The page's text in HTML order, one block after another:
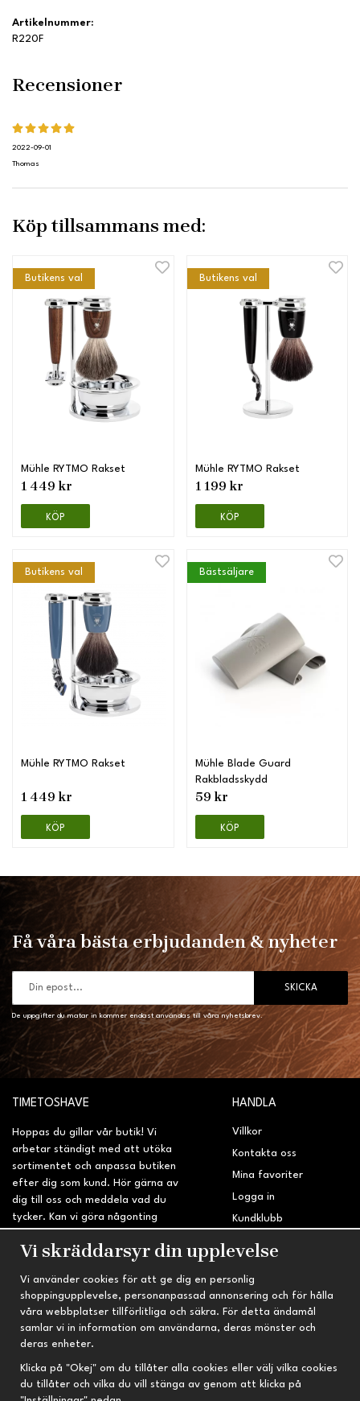
Artikelnummer:
R220F
Recensioner
2022-09-01
Thomas
Köp tillsammans med:
Butikens val
Mühle RYTMO Rakset
1 449 kr
KÖP
Butikens val
Mühle RYTMO Rakset
1 199 kr
KÖP
Butikens val
Mühle RYTMO Rakset
1 449 kr
KÖP
Bästsäljare
Mühle Blade Guard
Rakbladsskydd
59 kr
KÖP
Få våra bästa erbjudanden & nyheter
SKICKA
De uppgifter du matar in kommer endast användas till våra nyhetsbrev.
TIMETOSHAVE
Hoppas du gillar vår butik! Vi
arbetar ständigt med att utöka
sortimentet och anpassa butiken
efter dig som kund. Hör gärna av
dig till oss och meddela vad du
tycker. Kan vi göra någonting
sidan?
HANDLA
Villkor
Kontakta oss
Mina favoriter
Logga in
Kundklubb
INFORMATION
Om oss
Nyheter
Nyhetsbrev
Om cookies
TRYGG HANDEL
Fri frakt vid köp över 695 kr
Kvalitetsprodukter till kanonpris
Vi skräddarsyr din upplevelse
Vi använder cookies för att ge dig en personlig
shoppingupplevelse, personanpassad annonsering och för hålla
våra webbplatser tillförlitliga och säkra. För detta ändamål
samlar vi in information om användarna, deras mönster och
deras enheter.
Klicka på "Okej" om du tillåter alla cookies eller välj vilka cookies
du tillåter och vilka du vill stänga av genom att klicka på